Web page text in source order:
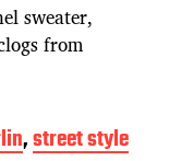
sweater,
from
,street style